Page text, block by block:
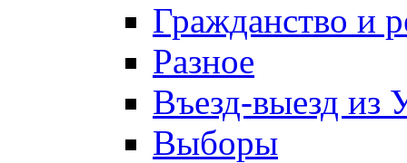
Гражданство и
Разное
Въезд-выезд из
Выборы